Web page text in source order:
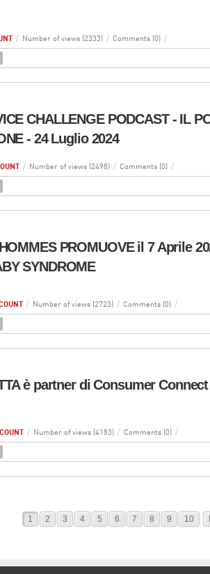
/ Number of views (2333) / Comments (0) /
CHALLENGE PODCAST - IL
- 24 Luglio 2024
/ Number of views (2498) / Comments (0) /
PROMUOVE il 7 Aprile
SYNDROME
/ Number of views (2723) / Comments (0) /
è partner di Consumer
/ Number of views (4183) / Comments (0) /
1 2 3 4 5 6 7 8 9 10